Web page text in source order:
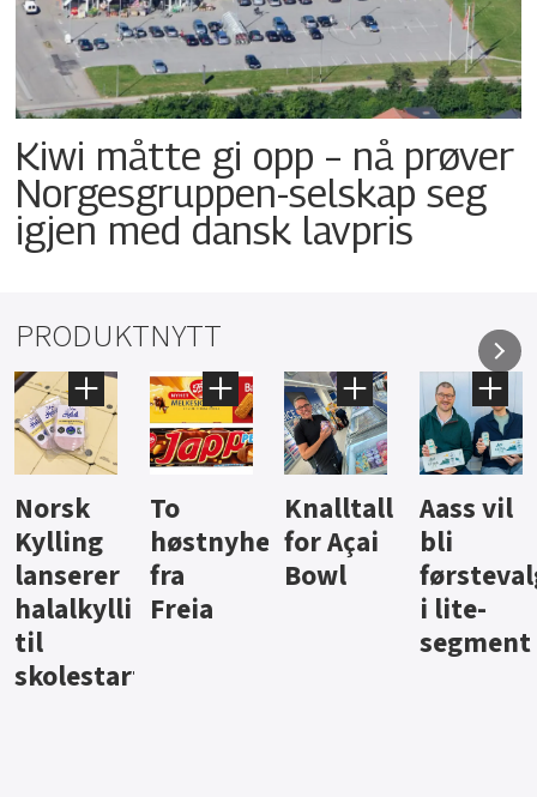
Kiwi måtte gi opp – nå prøver
Norgesgruppen-selskap seg
igjen med dansk lavpris
PRODUKTNYTT
Knalltall
for Açai
Bowl
Aass vil
bli
førstevalg
i lite-
Brus og
jus fra
Berentsen
Hard
iste fra
Hansa